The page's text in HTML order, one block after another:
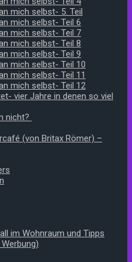
mich selbst- 5. Teil
mich selbst- Teil 6
mich selbst- Teil 7
mich selbst- Teil 8
mich selbst- Teil 9
mich selbst- Teil 10
mich selbst- Teil 11
mich selbst- Teil 12
vier Jahre in denen so viel
nicht?
(von Britax Römer) –
im Wohnraum und Tipps